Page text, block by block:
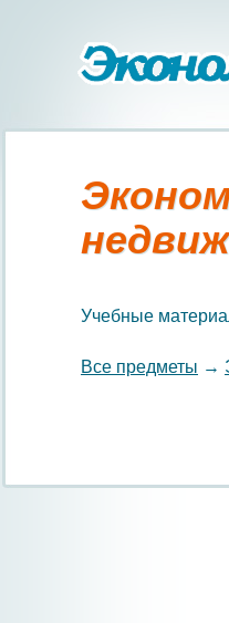
Учебные
Все предметы →